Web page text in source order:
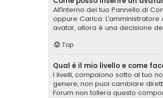
All’interno del tuo Pannello di
oppure Carica.
avatar, allora è una decisione
Top
Qual è il mio livello e come
I livelli, compaiono sotto al tuo
genere, non puoi cambiare
Forum non tollera questo